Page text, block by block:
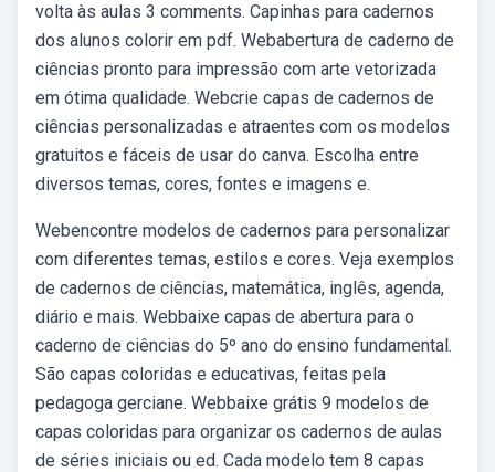
volta às aulas 3 comments. Capinhas para cadernos
dos alunos colorir em pdf. Webabertura de caderno de
ciências pronto para impressão com arte vetorizada
em ótima qualidade. Webcrie capas de cadernos de
ciências personalizadas e atraentes com os modelos
gratuitos e fáceis de usar do canva. Escolha entre
diversos temas, cores, fontes e imagens e.
Webencontre modelos de cadernos para personalizar
com diferentes temas, estilos e cores. Veja exemplos
de cadernos de ciências, matemática, inglês, agenda,
diário e mais. Webbaixe capas de abertura para o
caderno de ciências do 5º ano do ensino fundamental.
São capas coloridas e educativas, feitas pela
pedagoga gerciane. Webbaixe grátis 9 modelos de
capas coloridas para organizar os cadernos de aulas
de séries iniciais ou ed. Cada modelo tem 8 capas